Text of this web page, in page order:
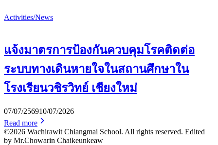
Activities/News
แจ้งมาตรการป้องกันควบคุมโรคติดต่อ
ระบบทางเดินหายใจในสถานศึกษาใน
โรงเรียนวชิรวิทย์ เชียงใหม่
07/07/256910/07/2026
Read more
©2026 Wachirawit Chiangmai School. All rights reserved. Edited
by Mr.Chowarin Chaikeunkeaw